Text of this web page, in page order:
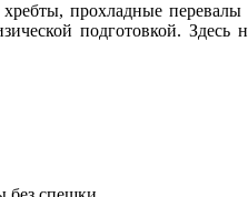
прохладные
подготовкой.